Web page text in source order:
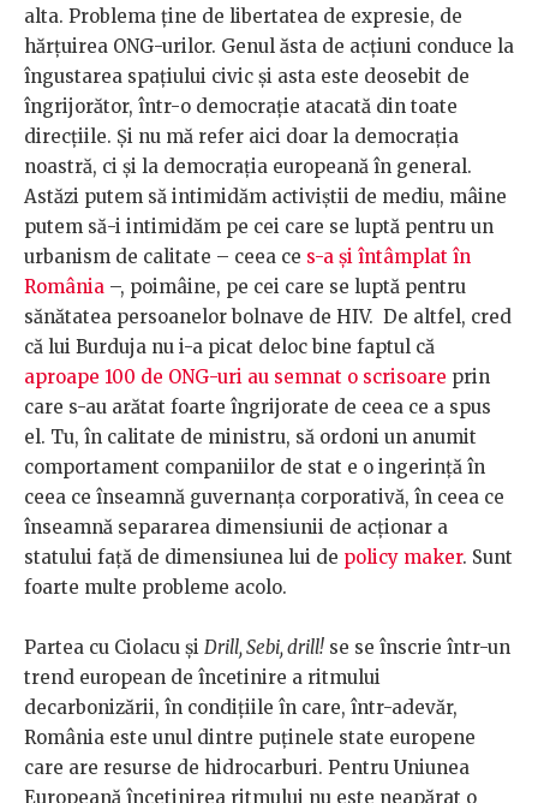
alta. Problema ține de libertatea de expresie, de
hărțuirea ONG-urilor. Genul ăsta de acțiuni conduce la
îngustarea spațiului civic și asta este deosebit de
îngrijorător, într-o democrație atacată din toate
direcțiile. Și nu mă refer aici doar la democrația
noastră, ci și la democrația europeană în general.
Astăzi putem să intimidăm activiștii de mediu, mâine
putem să-i intimidăm pe cei care se luptă pentru un
urbanism de calitate – ceea ce s-a și întâmplat în
România –, poimâine, pe cei care se luptă pentru
sănătatea persoanelor bolnave de HIV. De altfel, cred
că lui Burduja nu i-a picat deloc bine faptul că
aproape 100 de ONG-uri au semnat o scrisoare prin
care s-au arătat foarte îngrijorate de ceea ce a spus
el. Tu, în calitate de ministru, să ordoni un anumit
comportament companiilor de stat e o ingerință în
ceea ce înseamnă guvernanța corporativă, în ceea ce
înseamnă separarea dimensiunii de acționar a
statului față de dimensiunea lui de policy maker. Sunt
foarte multe probleme acolo.
Partea cu Ciolacu și Drill, Sebi, drill! se se înscrie într-un
trend european de încetinire a ritmului
decarbonizării, în condițiile în care, într-adevăr,
România este unul dintre puținele state europene
care are resurse de hidrocarburi. Pentru Uniunea
Europeană încetinirea ritmului nu este neapărat o